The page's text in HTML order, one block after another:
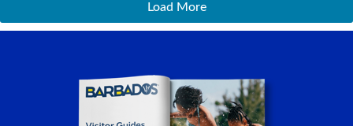
Load More